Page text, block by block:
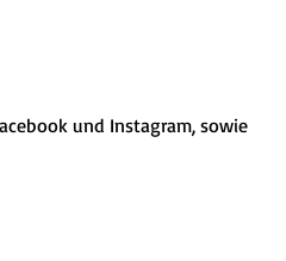
und Instagram, sowie